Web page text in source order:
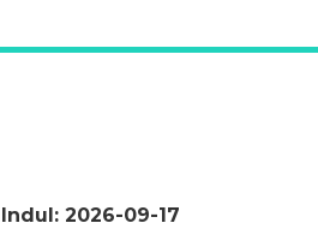
Indul: 2026-09-17